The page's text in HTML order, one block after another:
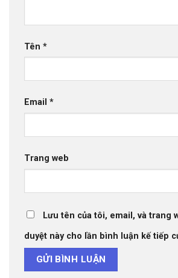
Tên *
Email *
Trang web
Lưu tên của tôi, email, và trang
duyệt này cho lần bình luận kế tiếp